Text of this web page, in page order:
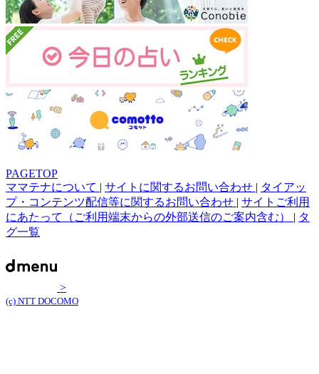
PAGETOP
ママテナについて | サイトに関するお問い合わせ | タイアッ
プ・コンテンツ配信等に関するお問い合わせ | サイトご利用
にあたって（ご利用端末からの外部送信のご案内含む） | タ
グ一覧
>
(c) NTT DOCOMO